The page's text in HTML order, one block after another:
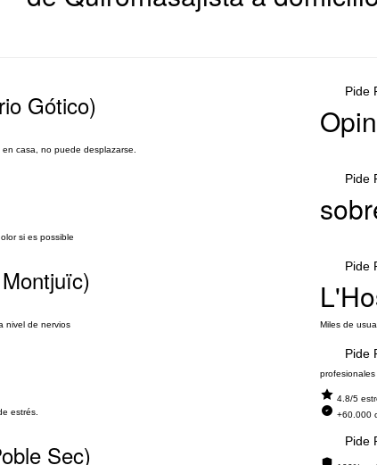
Gótico)
casa, no puede desplazarse.
Pide
si es possible
Pide
nivel de nervios
Pide
estrés.
Pide
Sec) Pide
Miles de
profesionales
4.8/5
+60.000